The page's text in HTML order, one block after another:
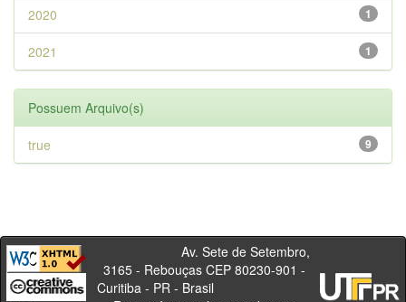
1
2020
1
2021
Possuem Arquivo(s)
9
true
Av. Sete de Setembro,
3165 - Rebouças CEP 80230-901 -
Curitiba - PR - Brasil